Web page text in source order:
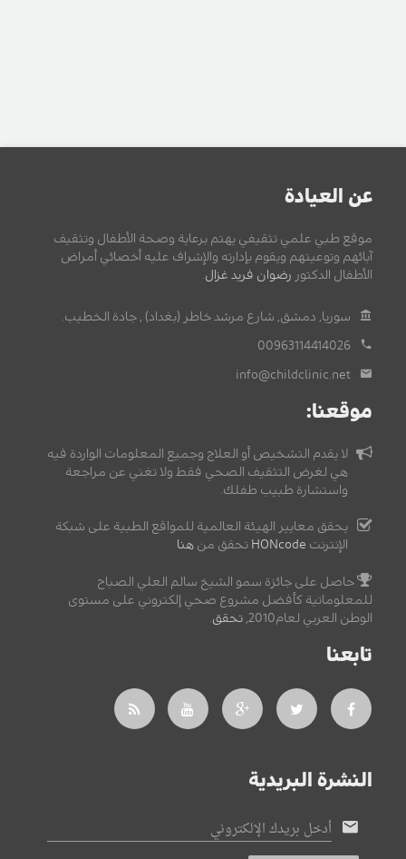
عن العيادة
موقع طبي علمي تثقيفي يهتم برعاية وصحة الأطفال وتثقيف
آبائهم وتوعيتهم ويقوم بإدارته والإشراف عليه أخصائي أمراض
الأطفال الدكتور رضوان فريد غزال.
سوريا, دمشق, شارع مرشد خاطر (بغداد) , جادة الخطيب.
00963114414026
info@childclinic.net
موقعنا:
لا يقدم التشخيص أو العلاج وجميع المعلومات الواردة فيه
هي لغرض التثقيف الصحي فقط ولا تغني عن مراجعة
واستشارة طبيب طفلك.
يحقق معايير الهيئة العالمية للمواقع الطبية على شبكة
الإنترنت HONcode تحقق من هنا
حاصل على جائزة سمو الشيخ سالم العلي الصباح
للمعلوماتية كأفضل مشروع صحي إلكتروني على مستوى
الوطن العربي لعام2010,
تحقق.
تابعنا
النشرة البريدية
أدخل بريدك الإلكتروني